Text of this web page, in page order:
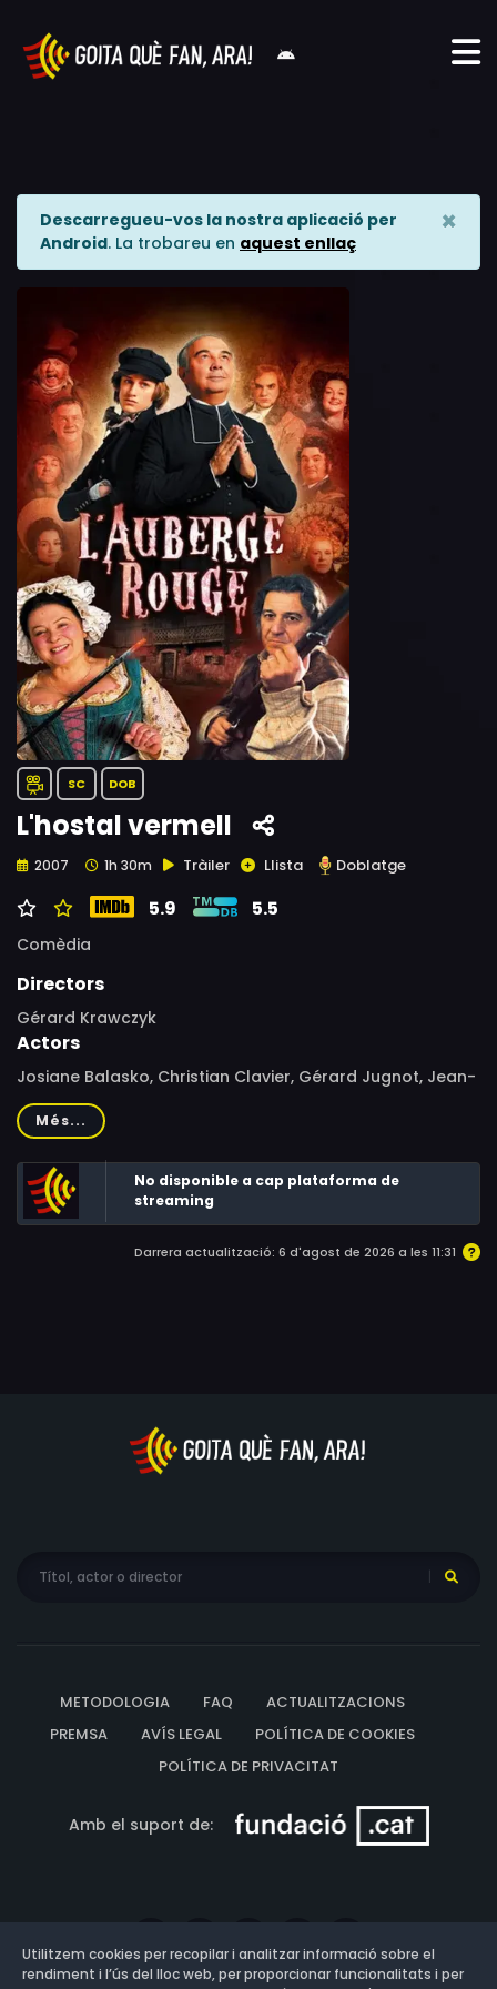
Descarregueu-vos la nostra aplicació per
Android. La trobareu en aquest enllaç
×
SC DOB
L'hostal vermell
2007 1h 30m Tràiler Llista Doblatge
5.9 5.5
Comèdia
Directors
Gérard Krawczyk
Actors
Josiane Balasko, Christian Clavier, Gérard Jugnot, Jean-
Baptiste Maunier, Sylvie Joly, Anne Girouard, Urbain
Cancelier, Jean-Christophe Bouvet, Laurent Gamelon,
Juliette Lamboley, Fred Epaud, François-Xavier
Demaison, Christian Bujeau, Olivier Saladin, Igor Skreblin,
Jan Rouiller
Més...
No disponible a cap plataforma de
streaming
Darrera actualització: 6 d'agost de 2026 a les 11:31
METODOLOGIA FAQ
ACTUALITZACIONS
PREMSA
AVÍS LEGAL
POLÍTICA DE COOKIES
POLÍTICA DE PRIVACITAT
Amb el suport de:
Utilitzem cookies per recopilar i analitzar informació sobre el
rendiment i l’ús del lloc web, per proporcionar funcionalitats i per